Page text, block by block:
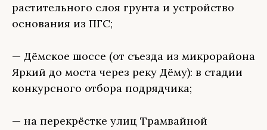
растительного слоя грунта и устройство
основания из ПГС;
— Дёмское шоссе (от съезда из микрорайона
Яркий до моста через реку Дёму): в стадии
конкурсного отбора подрядчика;
— на перекрёстке улиц Трамвайной